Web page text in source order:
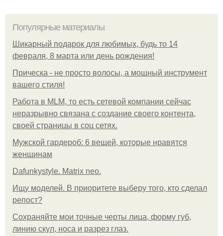
Популярные материалы
Шикарный подарок для любимых, будь то 14
февраля, 8 марта или день рождения!
Прическа - не просто волосы, а мощный инструмент
вашего стиля!
Работа в MLM, то есть сетевой компании сейчас
неразрывно связана с создание своего контента,
своей страницы в соц сетях.
Мужской гардероб: 6 вещей, которые нравятся
женщинам
Dafunkystyle. Matrix neo.
Ищу моделей. В приоритете выберу того, кто сделал
репост?
Сохраняйте мои точные черты лица, форму губ,
линию скул, носа и разрез глаз.